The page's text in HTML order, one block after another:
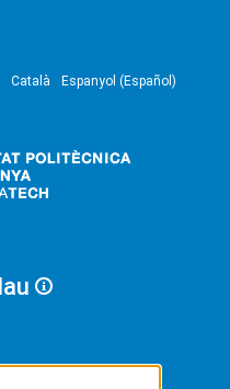
Català Espanyol (Español)